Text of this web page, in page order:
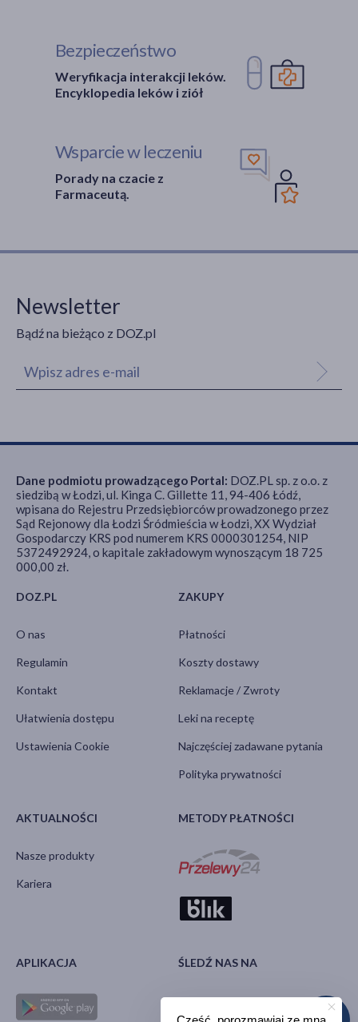
Bezpieczeństwo
Weryfikacja interakcji leków.
Encyklopedia leków i ziół
Wsparcie w leczeniu
Porady na czacie z
Farmaceutą.
Newsletter
Bądź na bieżąco z DOZ.pl
DOZ.PL
O nas
Regulamin
Kontakt
Ułatwienia dostępu
Ustawienia Cookie
ZAKUPY
Płatności
Koszty dostawy
Reklamacje / Zwroty
Leki na receptę
Najczęściej zadawane pytania
Polityka prywatności
AKTUALNOŚCI
Nasze produkty
Kariera
METODY PŁATNOŚCI
APLIKACJA ŚLEDŹ NAS NA
Dane podmiotu prowadzącego Portal: DOZ.PL sp. z o.o. z
siedzibą w Łodzi, ul. Kinga C. Gillette 11, 94-406 Łódź,
wpisana do Rejestru Przedsiębiorców prowadzonego przez
Sąd Rejonowy dla Łodzi Śródmieścia w Łodzi, XX Wydział
Gospodarczy KRS pod numerem KRS 0000301254, NIP
5372492924, o kapitale zakładowym wynoszącym 18 725
000,00 zł.